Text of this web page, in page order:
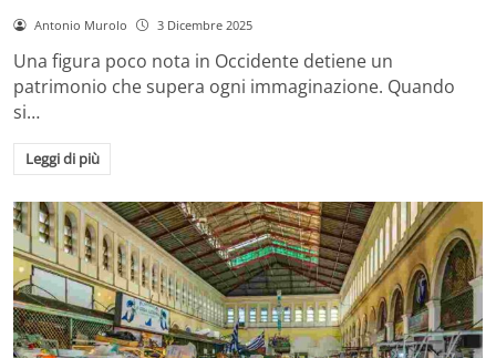
Antonio Murolo 3 Dicembre 2025
Una figura poco nota in Occidente detiene un
patrimonio che supera ogni immaginazione. Quando
si…
Leggi di più